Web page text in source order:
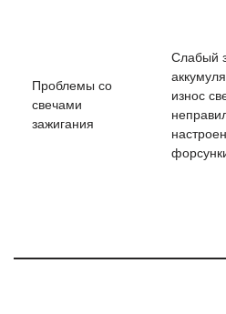
Проблемы со
свечами
зажигания
Слабый
износ